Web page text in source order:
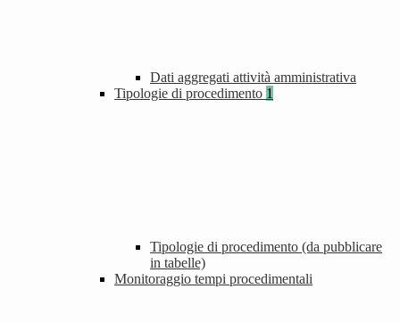
Dati aggregati attività amministrativa
Tipologie di procedimento 1
Tipologie di procedimento (da pubblicare
in tabelle)
Monitoraggio tempi procedimentali